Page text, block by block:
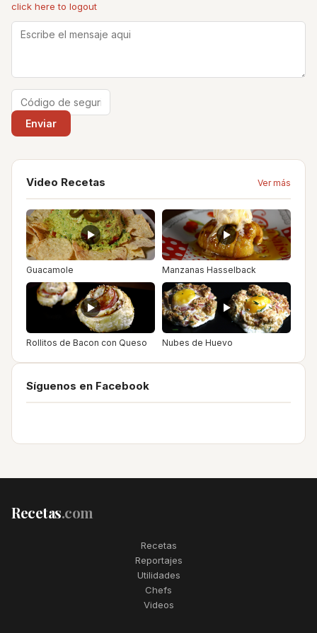
click here to logout
Video Recetas Ver más
Guacamole Manzanas Hasselback
Rollitos de Bacon con Queso Nubes de Huevo
Síguenos en Facebook
Recetas.com
Recetas
Reportajes
Utilidades
Chefs
Videos